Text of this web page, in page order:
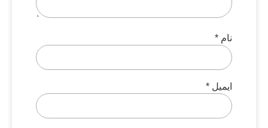
نام *
ایمیل *